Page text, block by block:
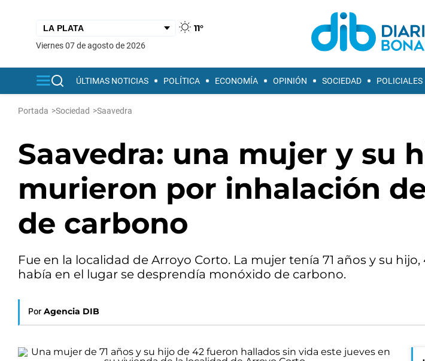
11°
viernes 07 de agosto de 2026
ÚLTIMAS NOTICIAS POLÍTICA ECONOMÍA OPINIÓN SOCIEDAD POLICIALES
Portada >Sociedad >Saavedra
Saavedra: una mujer y su
murieron por inhalación
de carbono
Fue en la localidad de Arroyo Corto. La mujer tenía 71 años y su
había en el lugar se desprendía monóxido de carbono.
Por Agencia DIB